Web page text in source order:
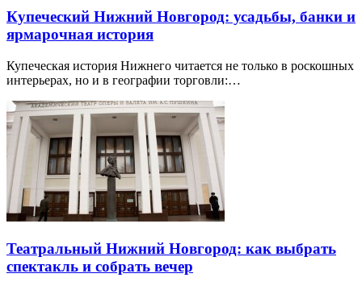
Купеческий Нижний Новгород: усадьбы, банки и
ярмарочная история
Купеческая история Нижнего читается не только в роскошных
интерьерах, но и в географии торговли:…
Театральный Нижний Новгород: как выбрать
спектакль и собрать вечер